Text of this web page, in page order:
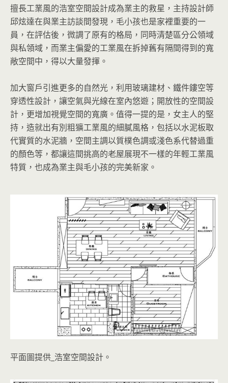
擅長工業風的浩室空間設計成為業主的救星，主持設計師
邱炫達在與業主訪談間發現，毛小孩也是家裡重要的一
員，在評估後，微調了原有的格局，同時清楚區分公領域
與私領域，而業主偏愛的工業風在拆掉舊有隔間得到的寬
敞空間中，得以大量發揮。
加大窗戶引進更多的自然光，利用玻璃建材、鐵件鏤空等
穿透性設計，讓空氣與光線在室內悠遊；開放性的空間設
計，更增加視覺空間的寬廣。值得一提的是，女主人的堅
持，造就出有別粗獷工業風的細膩風格，包括以水泥板取
代實質的水泥牆，空間主調以質樸色調或淺色系代替過重
的顏色等，都讓這間挑高的老屋展現不一樣的年輕工業風
特質，也成為業主與毛小孩的完美新家。
平面圖提供_浩室空間設計。